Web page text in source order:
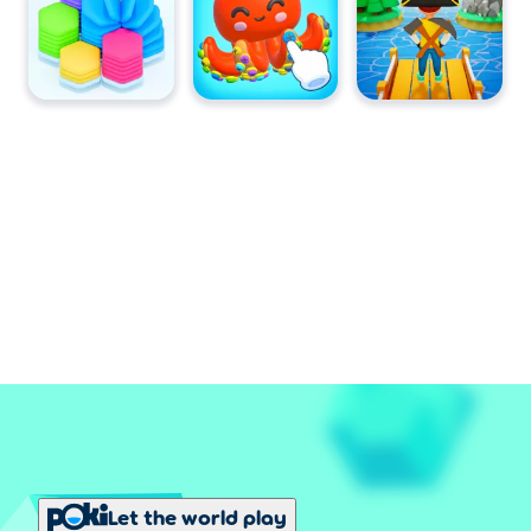
Let the world play